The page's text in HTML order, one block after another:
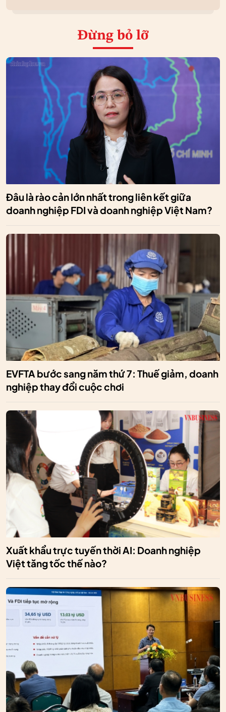
Đừng bỏ lỡ
Đâu là rào cản lớn nhất trong liên kết giữa
doanh nghiệp FDI và doanh nghiệp Việt Nam?
EVFTA bước sang năm thứ 7: Thuế giảm, doanh
nghiệp thay đổi cuộc chơi
Xuất khẩu trực tuyến thời AI: Doanh nghiệp
Việt tăng tốc thế nào?